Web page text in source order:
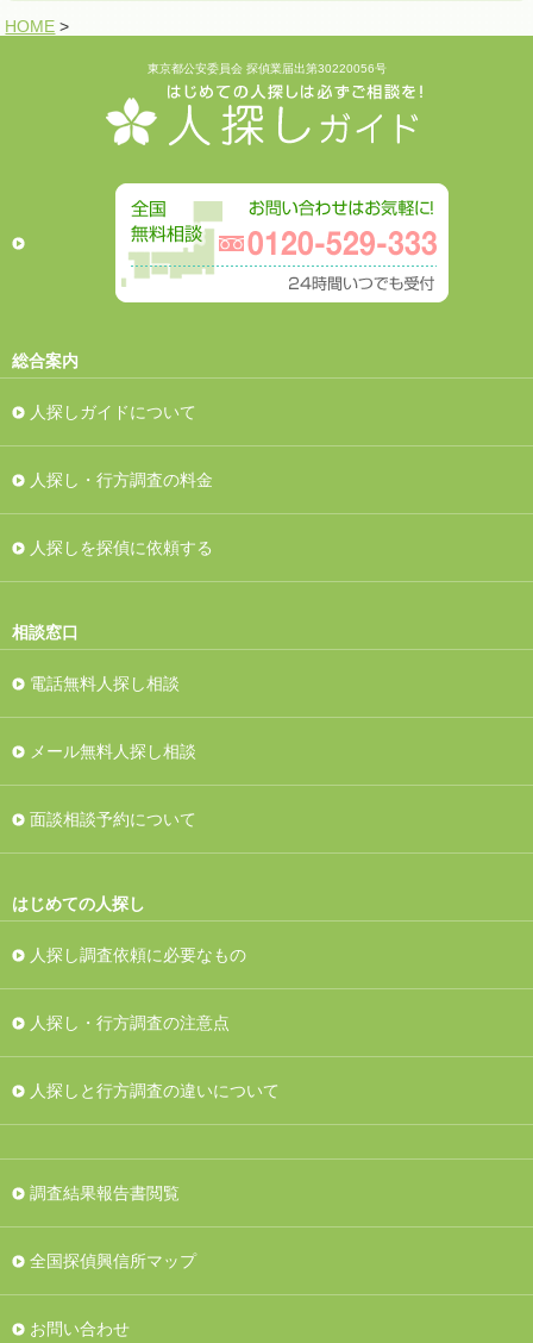
HOME >
東京都公安委員会 探偵業届出第30220056号
総合案内
人探しガイドについて
人探し・行方調査の料金
人探しを探偵に依頼する
相談窓口
電話無料人探し相談
メール無料人探し相談
面談相談予約について
はじめての人探し
人探し調査依頼に必要なもの
人探し・行方調査の注意点
人探しと行方調査の違いについて
調査結果報告書閲覧
全国探偵興信所マップ
お問い合わせ